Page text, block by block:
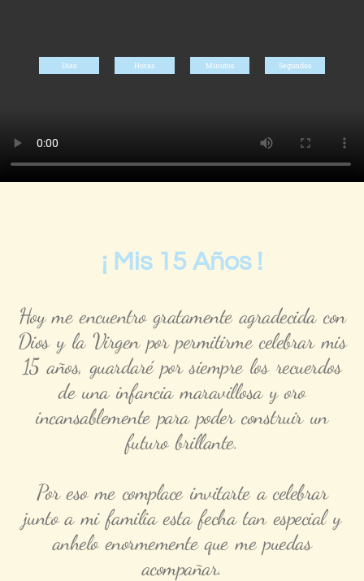
Días Horas Minutos Segundos
¡ Mis 15 Años !
Hoy me encuentro gratamente agradecida con
Dios y la Virgen por permitirme celebrar mis
15 años, guardaré por siempre los recuerdos
de una infancia maravillosa y oro
incansablemente para poder construir un
futuro brillante.
Por eso me complace invitarte a celebrar
junto a mi familia esta fecha tan especial y
anhelo enormemente que me puedas
acompañar.